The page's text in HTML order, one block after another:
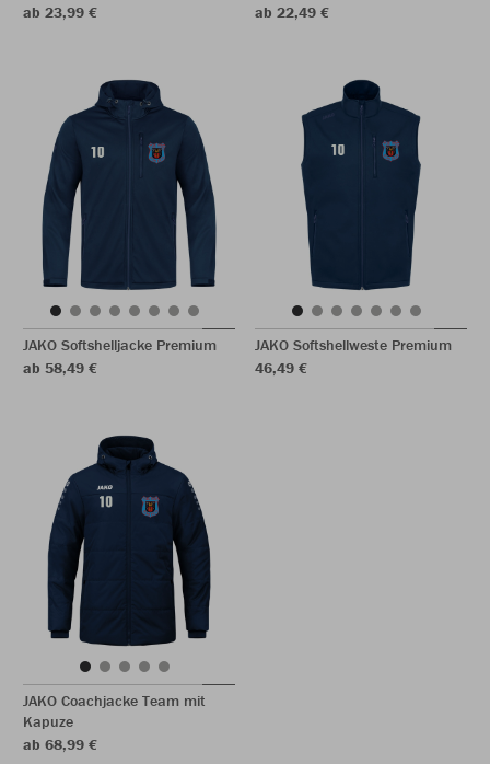
ab 23,99 €
ab 22,49 €
JAKO Softshelljacke Premium
ab 58,49 €
JAKO Softshellweste Premium
46,49 €
JAKO Coachjacke Team mit
Kapuze
ab 68,99 €